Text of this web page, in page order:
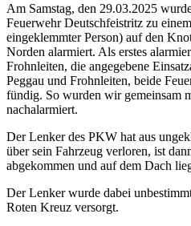
Am Samstag, den 29.03.2025
Feuerwehr Deutschfeistritz zu
eingeklemmter Person) auf den
Norden alarmiert. Als erstes
Frohnleiten, die angegebene
Peggau und Frohnleiten, beide
fündig. So wurden wir gemeinsam
nachalarmiert.
Der Lenker des PKW hat aus
über sein Fahrzeug verloren, ist
abgekommen und auf dem Dach
Der Lenker wurde dabei
Roten Kreuz versorgt.